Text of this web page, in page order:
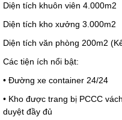
Diện tích khuôn viên 4.000m2
Diện tích kho xưởng 3.000m2
Diện tích văn phòng 200m2
Các tiện ích nổi bật:
• Đường xe container 24/24
• Kho được trang bị PCCC
duyệt đầy đủ